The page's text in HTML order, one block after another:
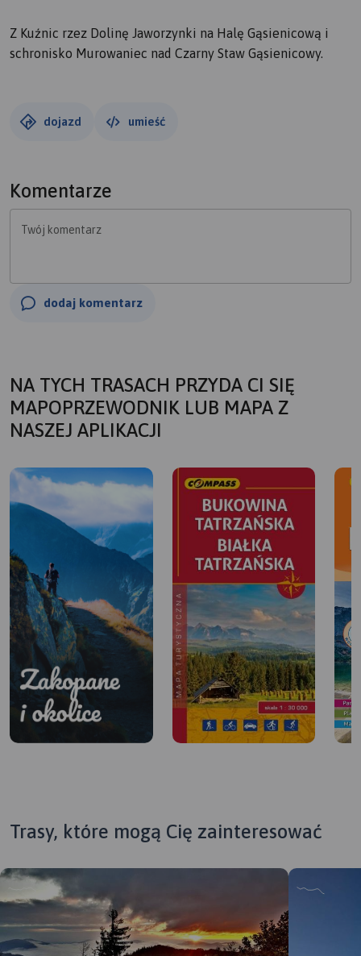
Z Kuźnic rzez Dolinę Jaworzynki na Halę Gąsienicową i
schronisko Murowaniec nad Czarny Staw Gąsienicowy.
dojazd umieść
Komentarze
Twój komentarz
dodaj komentarz
NA TYCH TRASACH PRZYDA CI SIĘ
MAPOPRZEWODNIK LUB MAPA Z
NASZEJ APLIKACJI
Zakopane i
Trasy, które mogą Cię zainteresować